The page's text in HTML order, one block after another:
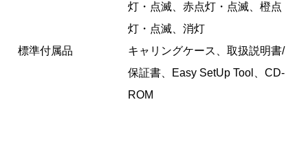
灯・点滅、赤点灯・点滅、橙点
灯・点滅、消灯
標準付属品
キャリングケース、取扱説明書/
保証書、Easy SetUp Tool、CD-
ROM